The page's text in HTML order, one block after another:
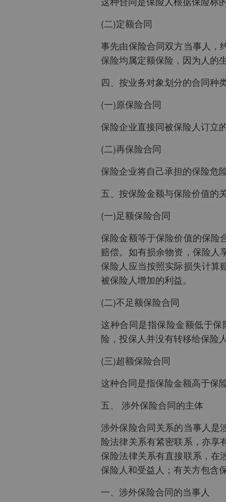
(二)定额合同
事先由保险合同双方当事人，
保险均属定额保险，因为人的
四、按业务对象划分的合同种
(一)原保险合同
保险企业直接同被保险人订立
(二)再保险合同
保险企业将自己承担的保险危
五、按保险金额与保险价值的
(一)足额保险合同
保险金额等于保险价值的保险
赔偿。如有损余物资，保险人
保险人应当按照实际损失计算
被保险人增加的利益。
(二)不足额保险合同
这种合同是指保险金额低于
险，投保人并没有转移给保险
(三)超额保险合同
这种合同是指保险金额高于保
五、 涉外保险合同的主体
涉外保险合同关系的当事人是
险法律关系有紧密联系，亦享
保险法律关系有直接联系，在
保险人和受益人；有关方包含
一、涉外保险合同的当事人